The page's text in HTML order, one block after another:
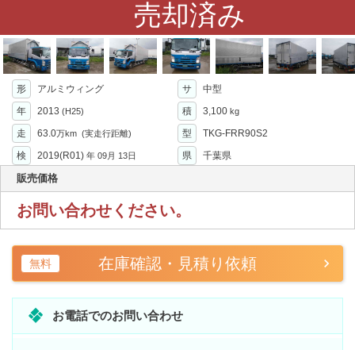
売却済み
形 アルミウィング サ
中型
年
2013 (H25) 積 3,100 kg
走 63.0万km (実走行距離) 型
TKG-FRR90S2
検
2019(R01) 年 09月 13日 県 千葉県
販売価格
お問い合わせください。
無料 在庫確認・見積り依頼
お電話でのお問い合わせ